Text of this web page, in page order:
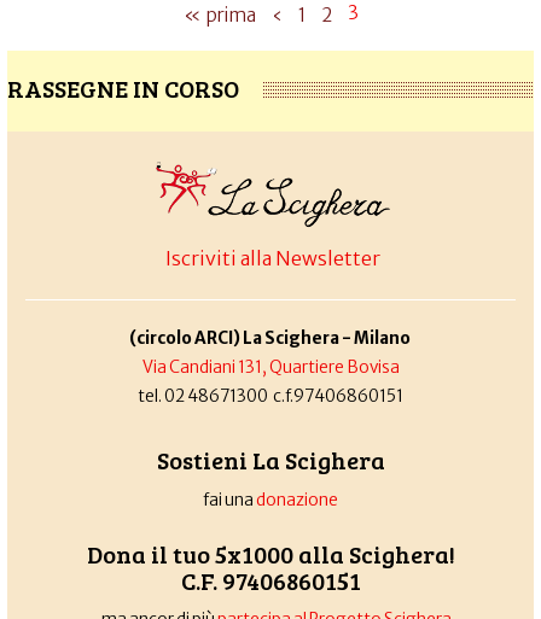
« prima ‹ 1 2 3
RASSEGNE IN CORSO
Iscriviti alla Newsletter
(circolo ARCI) La Scighera - Milano
Via Candiani 131, Quartiere Bovisa
tel. 02 48671300 c.f.97406860151
Sostieni La Scighera
fai unadonazione
Dona il tuo 5x1000 alla Scighera!
C.F. 97406860151